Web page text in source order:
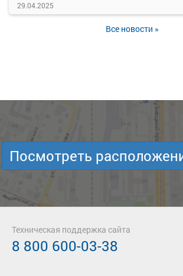
29.04.2025
Все новости »
Посмотреть
Техническая поддержка сайта
8 800 600-03-38